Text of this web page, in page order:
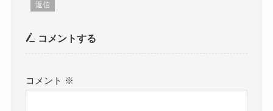
返信
コメントする
コメント ※